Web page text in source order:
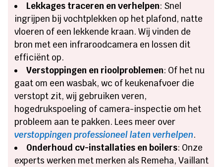
Lekkages traceren en verhelpen: Snel
ingrijpen bij vochtplekken op het plafond, natte
vloeren of een lekkende kraan. Wij vinden de
bron met een infraroodcamera en lossen dit
efficiënt op.
Verstoppingen en rioolproblemen: Of het nu
gaat om een wasbak, wc of keukenafvoer die
verstopt zit, wij gebruiken veren,
hogedrukspoeling of camera-inspectie om het
probleem aan te pakken. Lees meer over
verstoppingen professioneel laten verhelpen.
Onderhoud cv-installaties en boilers: Onze
experts werken met merken als Remeha, Vaillant